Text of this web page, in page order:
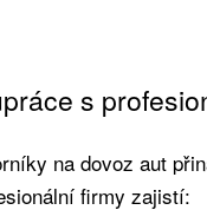
s
na dovoz aut
firmy zajistí: